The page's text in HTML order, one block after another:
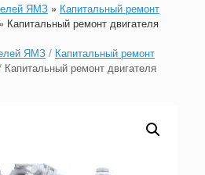
ЯМЗ » Капитальный ремонт
» Капитальный ремонт двигателя
ЯМЗ / Капитальный ремонт
Капитальный ремонт двигателя